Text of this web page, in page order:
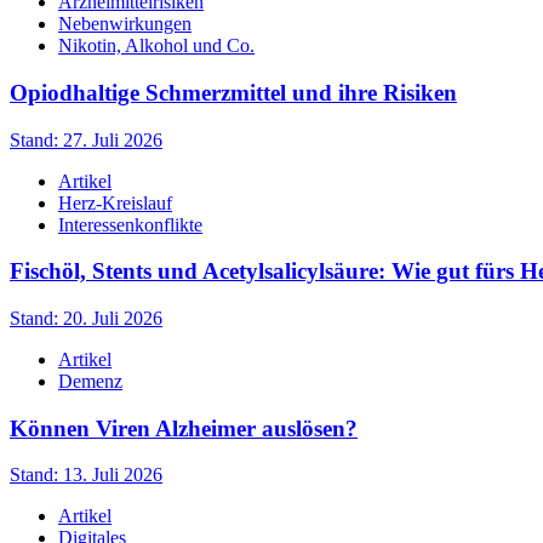
Nebenwirkungen
Nikotin, Alkohol und Co.
Opiodhaltige Schmerzmittel und ihre Risiken
Stand: 27. Juli 2026
Artikel
Herz-Kreislauf
Interessenkonflikte
Fischöl, Stents und Acetylsalicylsäure: Wie gut fürs
Stand: 20. Juli 2026
Artikel
Demenz
Können Viren Alzheimer auslösen?
Stand: 13. Juli 2026
Artikel
Digitales